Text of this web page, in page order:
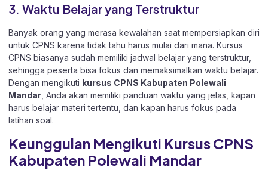
3. Waktu Belajar yang Terstruktur
Banyak orang yang merasa kewalahan saat mempersiapkan diri
untuk CPNS karena tidak tahu harus mulai dari mana. Kursus
CPNS biasanya sudah memiliki jadwal belajar yang terstruktur,
sehingga peserta bisa fokus dan memaksimalkan waktu belajar.
Dengan mengikuti kursus CPNS Kabupaten Polewali
Mandar , Anda akan memiliki panduan waktu yang jelas, kapan
harus belajar materi tertentu, dan kapan harus fokus pada
latihan soal.
Keunggulan Mengikuti Kursus CPNS
Kabupaten Polewali Mandar